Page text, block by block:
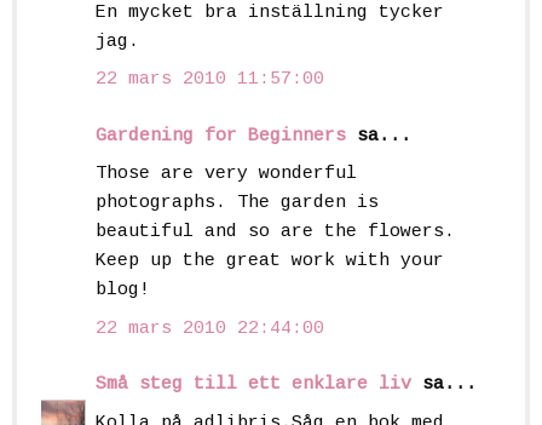
En mycket bra inställning tycker
jag.
22 mars 2010 11:57:00
Gardening for Beginners sa...
Those are very wonderful
photographs. The garden is
beautiful and so are the flowers.
Keep up the great work with your
blog!
22 mars 2010 22:44:00
Små steg till ett enklare liv sa...